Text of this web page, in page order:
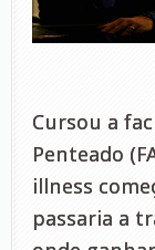
Cursou a
Penteado
illness
passaria a